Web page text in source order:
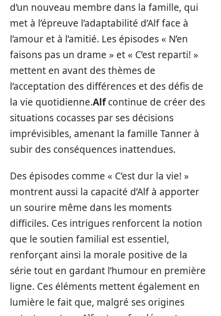
d’un nouveau membre dans la famille, qui
met à l’épreuve l’adaptabilité d’Alf face à
l’amour et à l’amitié. Les épisodes « N’en
faisons pas un drame » et « C’est reparti! »
mettent en avant des thèmes de
l’acceptation des différences et des défis de
la vie quotidienne.Alfcontinue de créer des
situations cocasses par ses décisions
imprévisibles, amenant la famille Tanner à
subir des conséquences inattendues.
Des épisodes comme « C’est dur la vie! »
montrent aussi la capacité d’Alf à apporter
un sourire même dans les moments
difficiles. Ces intrigues renforcent la notion
que le soutien familial est essentiel,
renforçant ainsi la morale positive de la
série tout en gardant l’humour en première
ligne. Ces éléments mettent également en
lumière le fait que, malgré ses origines